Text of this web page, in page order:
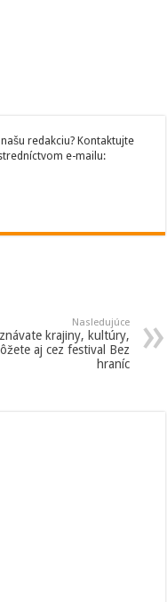
redakciu? Kontaktujte
e-mailu:
Nasledujúce
krajiny, kultúry,
aj cez festival Bez
hraníc